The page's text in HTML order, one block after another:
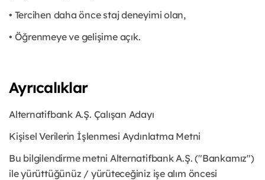
• Tercihen daha önce staj deneyimi olan,
• Öğrenmeye ve gelişime açık.
Ayrıcalıklar
Alternatifbank A.Ş. Çalışan Adayı
Kişisel Verilerin İşlenmesi Aydınlatma Metni
Bu bilgilendirme metni Alternatifbank A.Ş. ("Bankamız")
ile yürüttüğünüz / yürüteceğiniz işe alım öncesi